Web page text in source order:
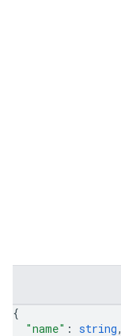
{
"name" : string,